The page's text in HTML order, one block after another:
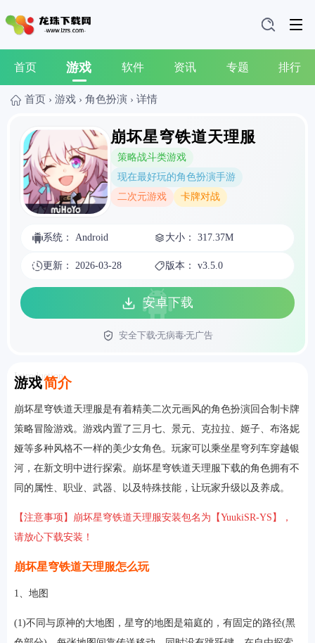
首页 游戏 软件 资讯 专题 排行
首页 › 游戏 › 角色扮演 › 详情
崩坏星穹铁道天理服
策略战斗类游戏
现在最好玩的角色扮演手游
二次元游戏
卡牌对战
系统： Android 大小： 317.37M
更新： 2026-03-28 版本： v3.5.0
安卓下载
安全下载无病毒无广告
游戏简介
Introduction
崩坏星穹铁道天理服是有着精美二次元画风的角色扮演回合制卡牌
策略冒险游戏。游戏内置了三月七、景元、克拉拉、姬子、布洛妮
娅等多种风格不一样的美少女角色。玩家可以乘坐星穹列车穿越银
河，在新文明中进行探索。崩坏星穹铁道天理服下载的角色拥有不
同的属性、职业、武器、以及特殊技能，让玩家升级以及养成。
【注意事项】崩坏星穹铁道天理服安装包名为【YuukiSR-YS】，
请放心下载安装！
崩坏星穹铁道天理服怎么玩
1、地图
(1)不同与原神的大地图，星穹的地图是箱庭的，有固定的路径(黑